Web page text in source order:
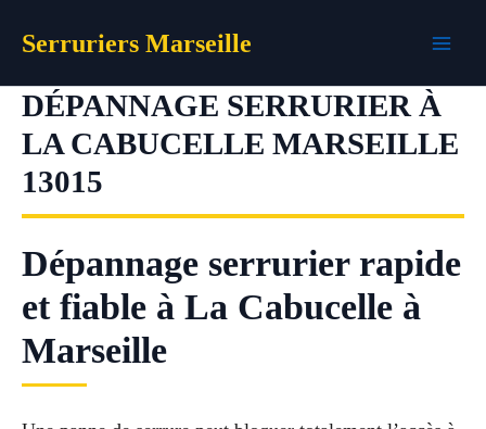
Serruriers Marseille
DÉPANNAGE SERRURIER À
LA CABUCELLE MARSEILLE
13015
Dépannage serrurier rapide
et fiable à La Cabucelle à
Marseille